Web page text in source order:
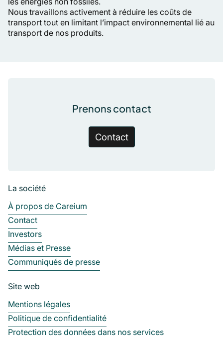
Nous travaillons activement à réduire les coûts de
transport tout en limitant l’impact environnemental lié au
transport de nos produits.
La société
À propos de Careium
Contact
Investors
Médias et Presse
Communiqués de presse
Site web
Mentions légales
Politique de confidentialité
Protection des données dans nos services
Prenons contact
Contact